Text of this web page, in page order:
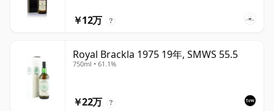
￥12万 ?
Royal Brackla 1975 19年, SMWS 55.5
750ml • 61.1%
￥22万 ?